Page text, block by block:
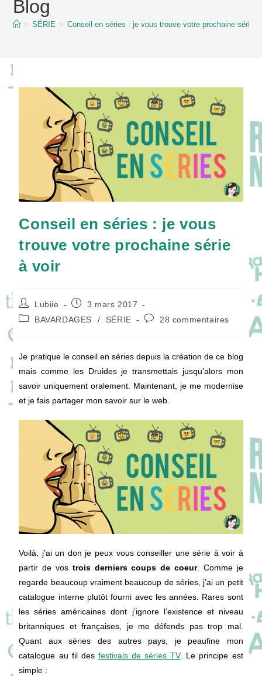
contentBlog
> SÉRIE > Conseil en séries : je vous trouve votre prochaine série
Conseil en séries : je vous
trouve votre prochaine série
à voir
Auteur/autrice
de
la
Lubiie
Publication
3 mars 2017
PostBAVARDAGES / SÉRIE
Commentaires
28 commentaires
Je pratique le conseil en séries depuis la création de ce blog
mais comme les Druides je transmettais jusqu’alors mon
savoir uniquement oralement. Maintenant, je me modernise
et je fais partager mon savoir sur le web.
Voilà, j’ai un don je peux vous conseiller une série à voir à
partir de vos trois derniers coups de coeur. Comme je
regarde beaucoup vraiment beaucoup de séries, j’ai un petit
catalogue interne plutôt fourni avec les années. Rares sont
les séries américaines dont j’ignore l’existence et niveau
britanniques et françaises, je me défends pas trop mal.
Quant aux séries des autres pays, je peaufine mon
catalogue au fil des festivals de séries TV. Le principe est
simple :